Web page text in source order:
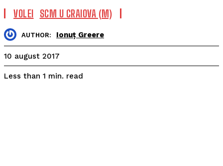
VOLEI SCM U CRAIOVA (M)
AUTHOR: Ionuț Greere
10 august 2017
Less than 1 min. read